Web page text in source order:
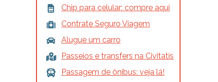
Chip para celular: compre aqui
Contrate Seguro Viagem
Alugue um carro
Passeios e transfers na Civitatis
Passagem de ônibus: veja lá!